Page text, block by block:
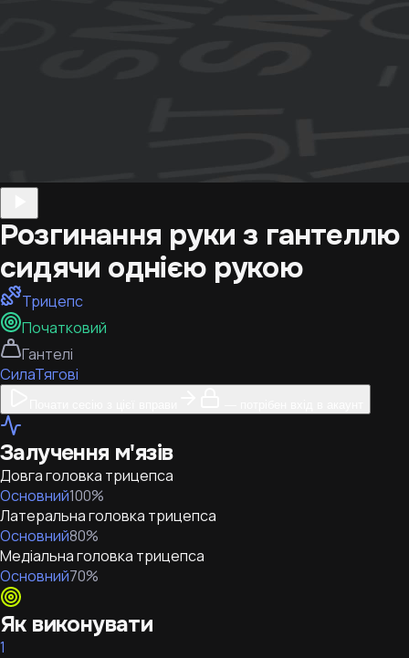
Розгинання руки з гантеллю
сидячи однією рукою
Трицепс
Початковий
Гантелі
СилаТягові
Залучення м'язів
Довга головка трицепса
Основний100%
Латеральна головка трицепса
Основний80%
Медіальна головка трицепса
Основний70%
Як виконувати
1